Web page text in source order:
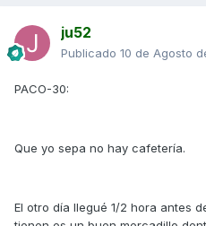
ju52
Publicado 10 de Agosto
PACO-30:
Que yo sepa no hay cafetería.
El otro día llegué 1/2 hora antes